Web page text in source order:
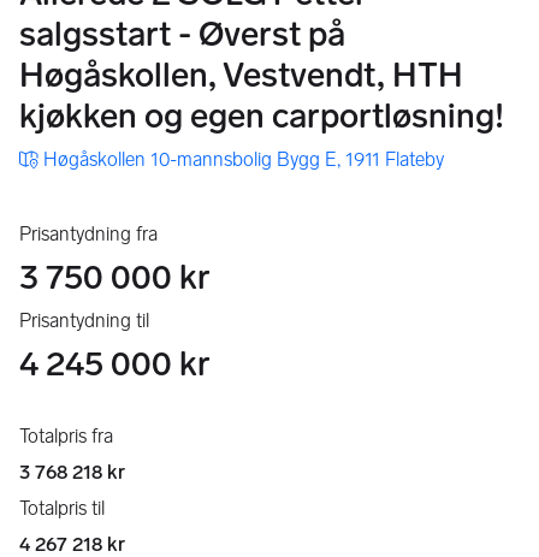
salgsstart - Øverst på
Høgåskollen, Vestvendt, HTH
kjøkken og egen carportløsning!
Høgåskollen 10-mannsbolig Bygg E, 1911 Flateby
Prisantydning fra
3 750 000 kr
Prisantydning til
4 245 000 kr
Totalpris fra
3 768 218 kr
Totalpris til
4 267 218 kr